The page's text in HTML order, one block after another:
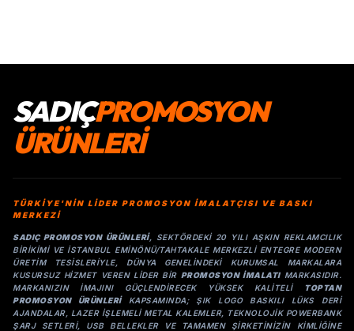
SADIÇPROMOSYON
ÜRÜNLERİ
TÜRKİYE'NİN LİDER PROMOSYON İMALATÇISI VE BASKI
MERKEZİ
SADIÇ PROMOSYON ÜRÜNLERI, SEKTÖRDEKI 20 YILI AŞKIN REKLAMCILIK
BIRIKIMI VE İSTANBUL EMINÖNÜ/TAHTAKALE MERKEZLI ENTEGRE MODERN
ÜRETIM TESISLERIYLE, DÜNYA GENELINDEKI KURUMSAL MARKALARA
KUSURSUZ HIZMET VEREN LIDER BIR PROMOSYON IMALATIMARKASIDIR.
MARKANIZIN IMAJINI GÜÇLENDIRECEK YÜKSEK KALITELI
TOPTAN
PROMOSYON ÜRÜNLERIKAPSAMINDA; ŞIK LOGO BASKILI LÜKS DERI
AJANDALAR, LAZER IŞLEMELI METAL KALEMLER, TEKNOLOJIK POWERBANK
ŞARJ SETLERI, USB BELLEKLER VE TAMAMEN ŞIRKETINIZIN KIMLIĞINE